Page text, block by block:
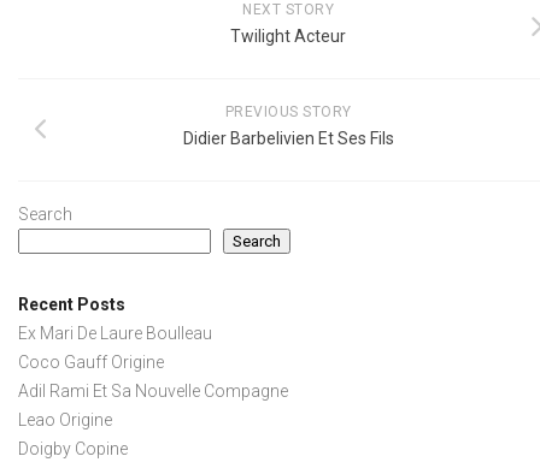
NEXT STORY
Twilight Acteur
PREVIOUS STORY
Didier Barbelivien Et Ses Fils
Search
Search
Recent Posts
Ex Mari De Laure Boulleau
Coco Gauff Origine
Adil Rami Et Sa Nouvelle Compagne
Leao Origine
Doigby Copine